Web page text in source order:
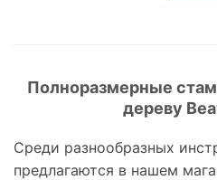
Полноразмерные
дереву
Среди разнообразных
предлагаются в нашем